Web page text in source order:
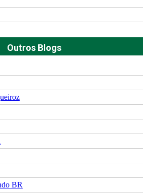
Outros Blogs
BR